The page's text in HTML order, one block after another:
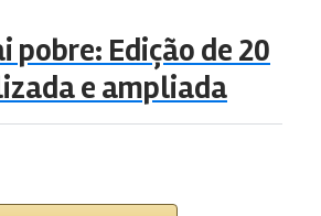
pobre: Edição de 20
e ampliada